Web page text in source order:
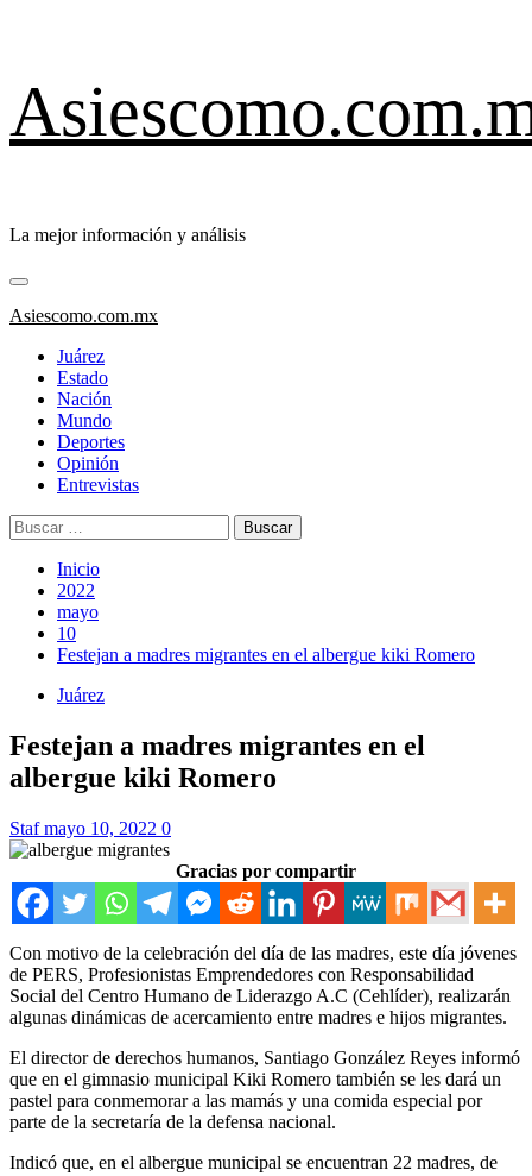
contenido
La mejor información y análisis
Menú
primario
Asiescomo.com.mx
Juárez
Estado
Nación
Mundo
Deportes
Opinión
Entrevistas
Buscar:
Inicio
2022
mayo
10
Festejan a madres migrantes en el albergue kiki Romero
Juárez
Festejan a madres migrantes en el
albergue kiki Romero
Stafmayo 10, 2022 0
Gracias por compartir
Con motivo de la celebración del día de las madres, este día jóvenes
de PERS, Profesionistas Emprendedores con Responsabilidad
Social del Centro Humano de Liderazgo A.C (Cehlíder), realizarán
algunas dinámicas de acercamiento entre madres e hijos migrantes.
El director de derechos humanos, Santiago González Reyes informó
que en el gimnasio municipal Kiki Romero también se les dará un
pastel para conmemorar a las mamás y una comida especial por
parte de la secretaría de la defensa nacional.
Indicó que, en el albergue municipal se encuentran 22 madres, de